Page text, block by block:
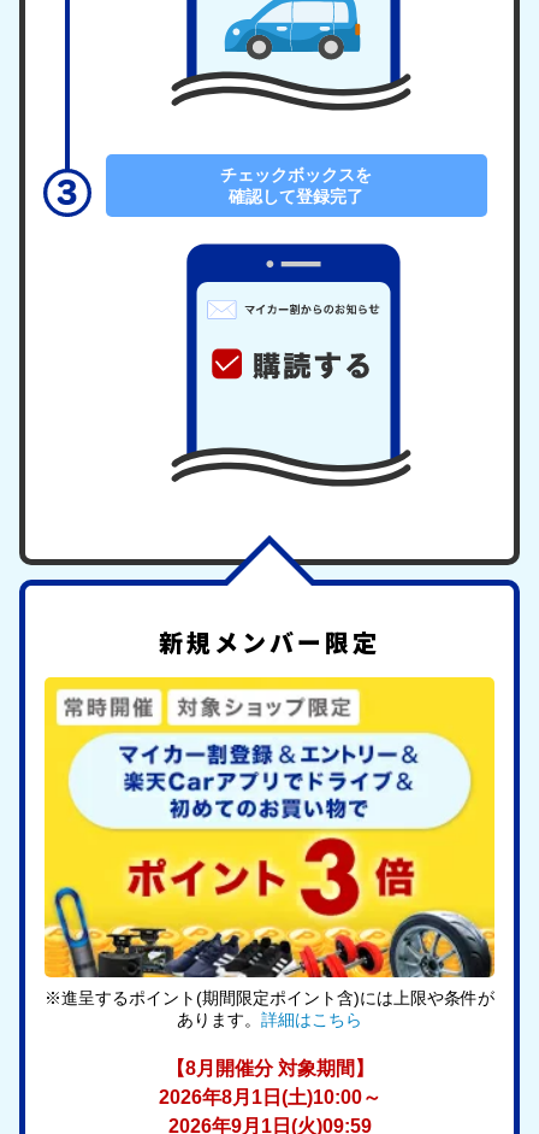
チェックボックスを
確認して登録完了
新規メンバー限定
※進呈するポイント(期間限定ポイント含)には上限や条件が
あります。 詳細はこちら
【8月開催分 対象期間】
2026年8月1日(土)10:00～
2026年9月1日(火)09:59